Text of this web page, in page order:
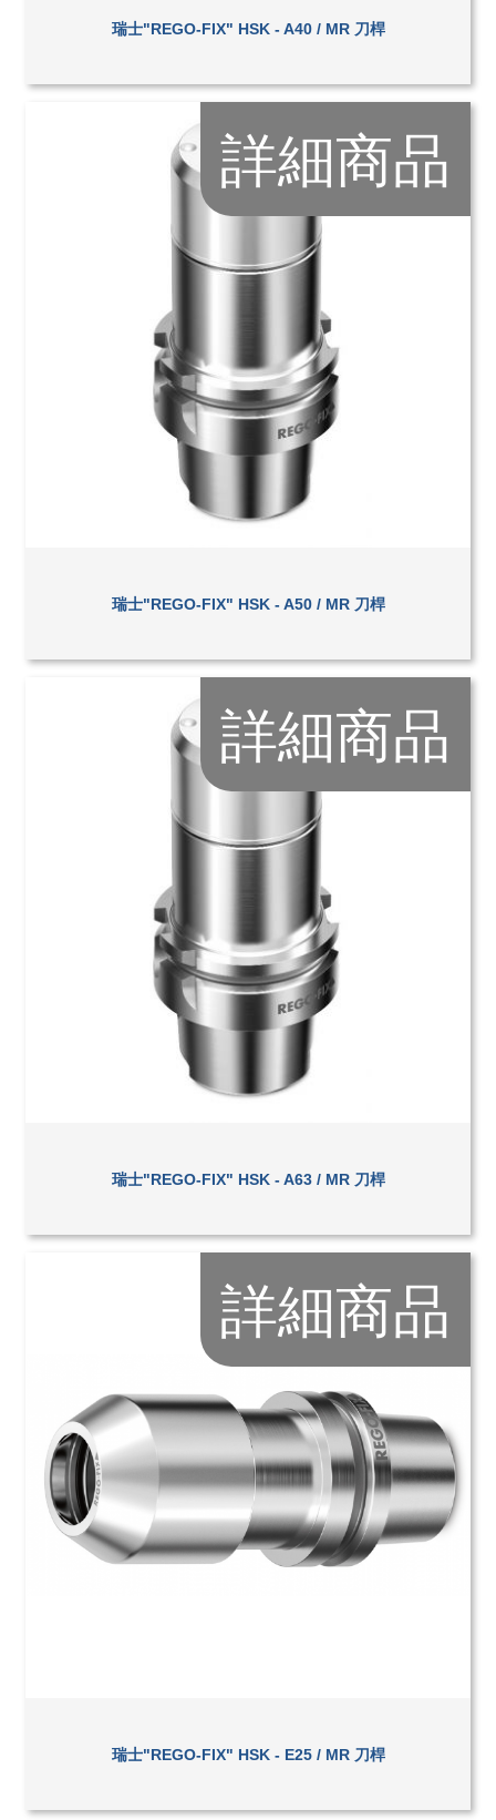
瑞士"REGO-FIX" HSK - A40 / MR 刀桿
詳細商品
瑞士"REGO-FIX" HSK - A50 / MR 刀桿
詳細商品
瑞士"REGO-FIX" HSK - A63 / MR 刀桿
詳細商品
瑞士"REGO-FIX" HSK - E25 / MR 刀桿